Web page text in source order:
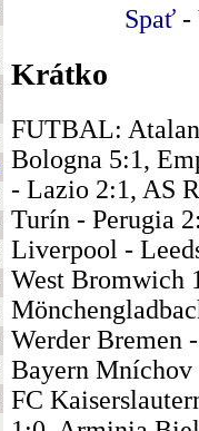
Spať -
Krátko
FUTBAL:
Bologna 5:1,
- Lazio 2:1, AS
Turín - Perugia
Liverpool -
West Bromwich
Werder Bremen
Bayern Mníchov
FC